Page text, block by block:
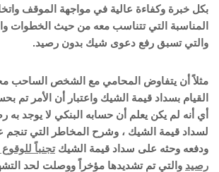
بكل خبرة وكفاءة عالية في مواجهة الموقف
المناسبة التي تتناسب معه من حيث الخطوات
والتي تسبق رفع دعوى شيك بدون رصيد.
مثلاً أن يتفاوض المحامي مع الشخص الساحب
القيام بسداد قيمة الشيك واعتبار أن الأمر تم
أي أنه لم يكن يعلم أن حسابه البنكي لا يوجد به
لسداد قيمة الشيك ، وشرح المخاطر التي تنجم
ودفعه وحثه على سداد قيمة الشيكتجنباً
رصيد والتي تم تشديدها مؤخراً ووصلت لحد